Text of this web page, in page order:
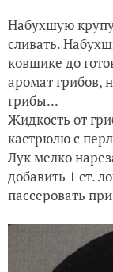
Набухшую
сливать.
ковшике до
аромат грибов,
грибы...
Жидкость от
кастрюлю с
Лук мелко
добавить 1 ст.
пассеровать